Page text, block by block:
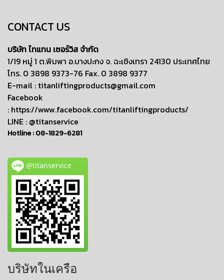
CONTACT US
บริษัท ไทแทน เซอร์วิส จำกัด
1/19 หมู่ 1 ต.พิมพา อ.บางปะกง จ. ฉะเชิงเทรา 24130 ประเทศไทย
โทร. 0 3898 9373-76 Fax. 0 3898 9377
E-mail : titanliftingproducts@gmail.com
Facebook
: https://www.facebook.com/titanliftingproducts/
LINE : @titanservice
Hotline :08-1829-6281
@titanservice
บริษัทในเครือ